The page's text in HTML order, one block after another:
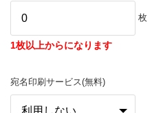
枚
1枚以上からになります
宛名印刷サービス(無料)